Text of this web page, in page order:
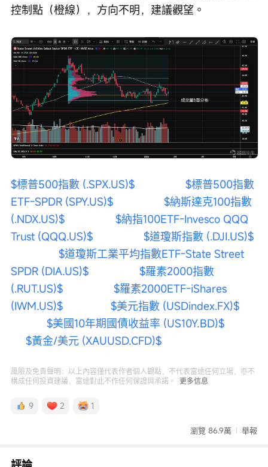
控制點（橙線），方向不明，建議觀望。
$標普500指數 (.SPX.US)$
$標普500指數
ETF-SPDR (SPY.US)$
$納斯達克100指數
(.NDX.US)$
$納指100ETF-Invesco QQQ
Trust (QQQ.US)$
$道瓊斯指數 (.DJI.US)$
$道瓊斯工業平均指數ETF-State Street
SPDR (DIA.US)$
$羅素2000指數
(.RUT.US)$
$羅素2000ETF-iShares
(IWM.US)$
$美元指數 (USDindex.FX)$
$美國10年期國債收益率 (US10Y.BD)$
$黃金/美元 (XAUUSD.CFD)$
風險及免責聲明：以上內容僅代表作者個人觀點，不代表富途任何立場，亦不
構成任何投資建議，富途對此不作任何保證與承諾。
更多信息
9 2 1
瀏覽 86.9萬 舉報